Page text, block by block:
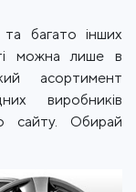
багато інших
можна лише в
асортимент
виробників
сайту. Обирай